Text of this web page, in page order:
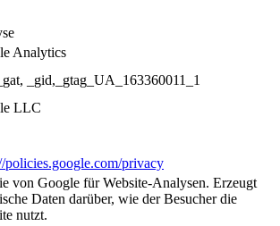
Analytics
_gat, _gid,_gtag_UA_163360011_1
LLC
policies.google.com/privacy
von Google für Website-Analysen. Erzeugt
Daten darüber, wie der Besucher die
nutzt.